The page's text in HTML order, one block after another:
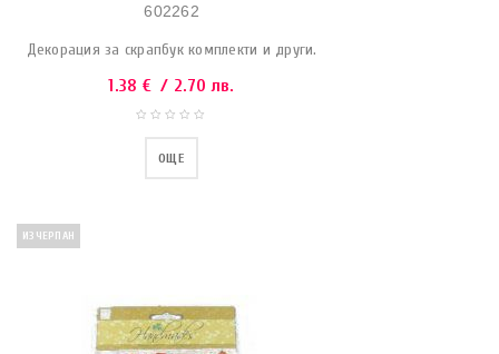
602262
Декорация за скрапбук комплекти и други.
1.38 € / 2.70 лв.
ОЩЕ
ИЗЧЕРПАН